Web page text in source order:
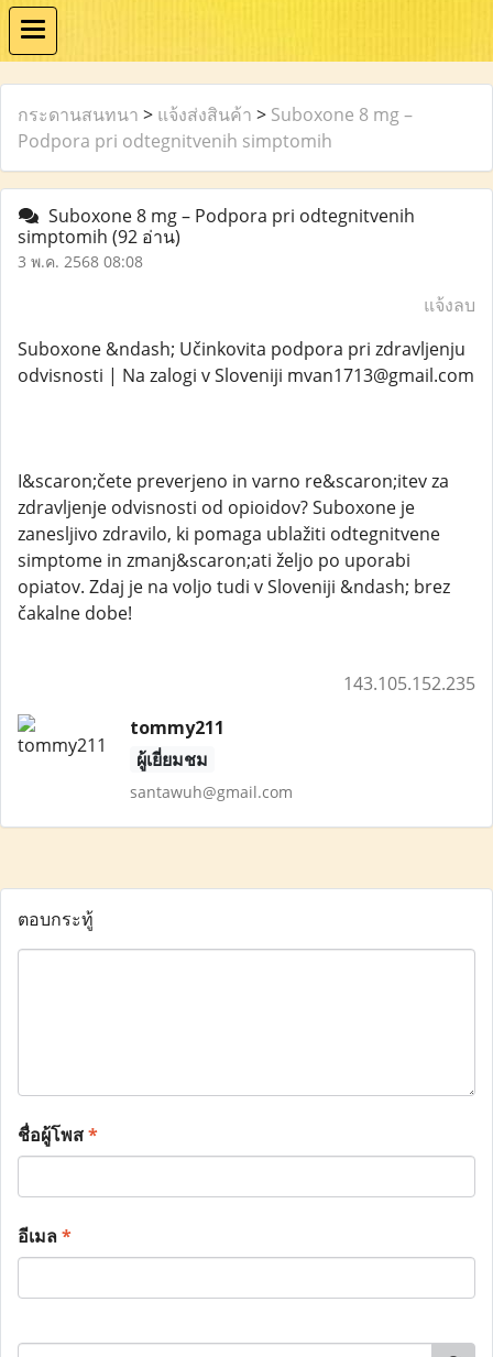
กระดานสนทนา > แจ้งส่งสินค้า > Suboxone 8 mg –
Podpora pri odtegnitvenih simptomih
Suboxone 8 mg – Podpora pri odtegnitvenih
simptomih (92 อ่าน)
3 พ.ค. 2568 08:08
แจ้งลบ
Suboxone &ndash; Učinkovita podpora pri zdravljenju
odvisnosti | Na zalogi v Sloveniji mvan1713@gmail.com
I&scaron;čete preverjeno in varno re&scaron;itev za
zdravljenje odvisnosti od opioidov? Suboxone je
zanesljivo zdravilo, ki pomaga ublažiti odtegnitvene
simptome in zmanj&scaron;ati željo po uporabi
opiatov. Zdaj je na voljo tudi v Sloveniji &ndash; brez
čakalne dobe!
143.105.152.235
tommy211
ผู้เยี่ยมชม
santawuh@gmail.com
ตอบกระทู้
ชื่อผู้โพส*
อีเมล*